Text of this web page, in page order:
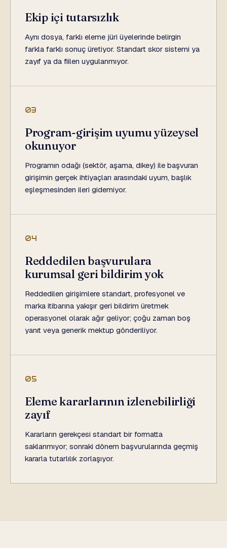
Ekip içi tutarsızlık
Aynı dosya, farklı eleme jüri üyelerinde belirgin
farkla farklı sonuç üretiyor. Standart skor sistemi ya
zayıf ya da fiilen uygulanmıyor.
03
Program-girişim uyumu yüzeysel
okunuyor
Programın odağı (sektör, aşama, dikey) ile başvuran
girişimin gerçek ihtiyaçları arasındaki uyum, başlık
eşleşmesinden ileri gidemiyor.
04
Reddedilen başvurulara
kurumsal geri bildirim yok
Reddedilen girişimlere standart, profesyonel ve
marka itibarına yakışır geri bildirim üretmek
operasyonel olarak ağır geliyor; çoğu zaman boş
yanıt veya generik mektup gönderiliyor.
05
Eleme kararlarının izlenebilirliği
zayıf
Kararların gerekçesi standart bir formatta
saklanmıyor; sonraki dönem başvurularında geçmiş
kararla tutarlılık zorlaşıyor.